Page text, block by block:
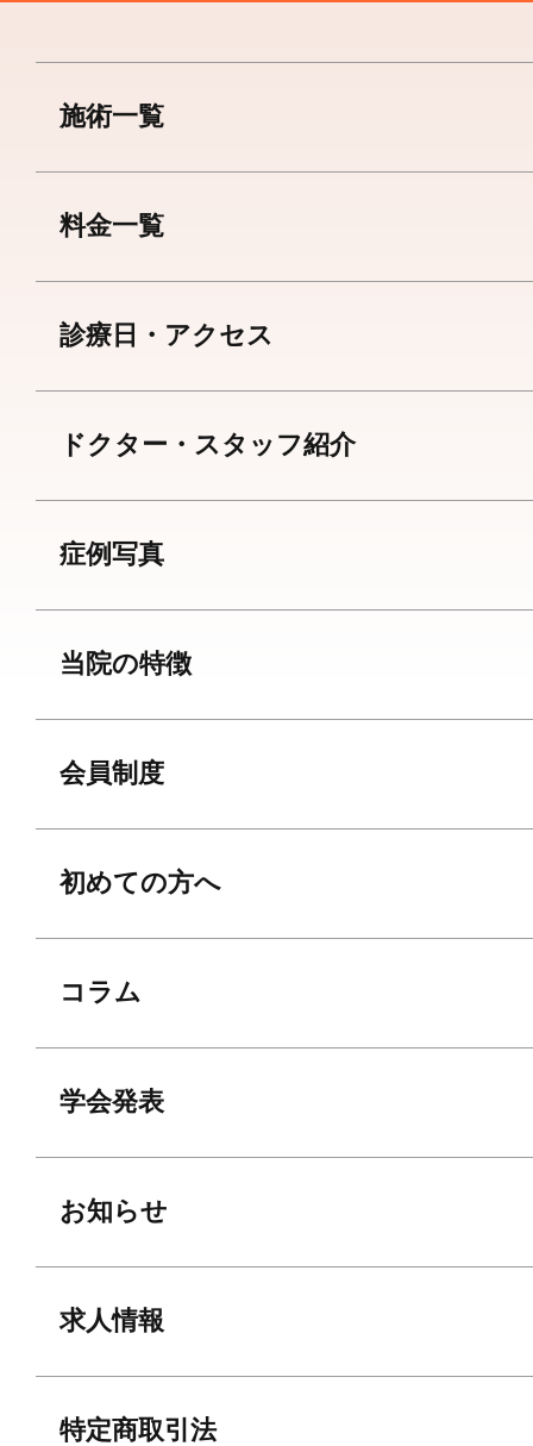
施術一覧
料金一覧
診療日・アクセス
ドクター・スタッフ紹介
症例写真
当院の特徴
会員制度
初めての方へ
コラム
学会発表
お知らせ
求人情報
特定商取引法